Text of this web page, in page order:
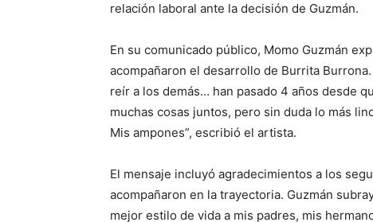
relación laboral ante la decisión de Guzmán.
En su comunicado público, Momo Guzmán
acompañaron el desarrollo de Burrita
reír a los demás… han pasado 4 años desde
muchas cosas juntos, pero sin duda lo más
Mis ampones”, escribió el artista.
El mensaje incluyó agradecimientos a los
acompañaron en la trayectoria. Guzmán
mejor estilo de vida a mis padres, mis